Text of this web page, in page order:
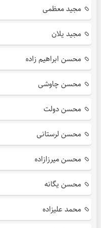
مجید معظمی
مجید یلان
محسن ابراهیم زاده
محسن چاوشی
محسن دولت
محسن لرستانی
محسن میرزازاده
محسن یگانه
محمد علیزاده